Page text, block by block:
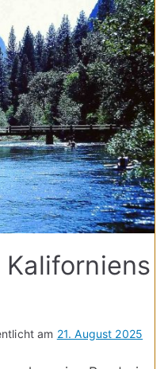
Kaliforniens
am 21. August 2025